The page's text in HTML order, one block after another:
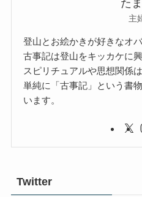
た
主
登山とお絵かきが好きなオバ
古事記は登山をキッカケに
スピリチュアルや思想関係
単純に「古事記」という書
います。
Twitter